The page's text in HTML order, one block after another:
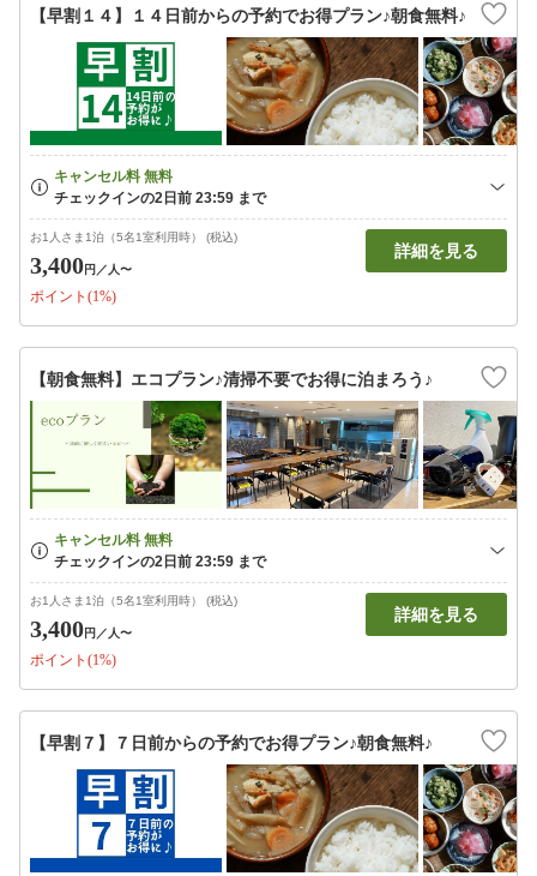
【早割１４】１４日前からの予約でお得プラン♪朝食無料♪
お1人さま1泊（5名1室利用時） (税込)
3,400円 ／人〜
ポイント(1%)
詳細を見る
【朝食無料】エコプラン♪清掃不要でお得に泊まろう♪
お1人さま1泊（5名1室利用時） (税込)
3,400円 ／人〜
ポイント(1%)
詳細を見る
【早割７】７日前からの予約でお得プラン♪朝食無料♪